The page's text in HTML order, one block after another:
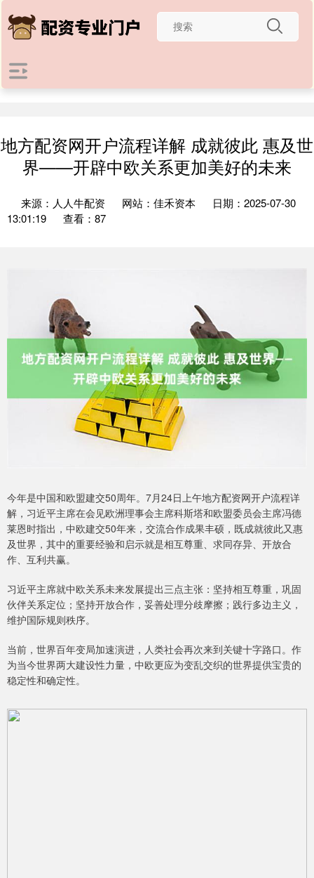
地方配资网开户流程详解 成就彼此 惠及世
界——开辟中欧关系更加美好的未来
来源：人人牛配资 网站：佳禾资本
日期：2025-07-30
13:01:19
查看：87
今年是中国和欧盟建交50周年。7月24日上午地方配资网开户流程详
解，习近平主席在会见欧洲理事会主席科斯塔和欧盟委员会主席冯德
莱恩时指出，中欧建交50年来，交流合作成果丰硕，既成就彼此又惠
及世界，其中的重要经验和启示就是相互尊重、求同存异、开放合
作、互利共赢。
习近平主席就中欧关系未来发展提出三点主张：坚持相互尊重，巩固
伙伴关系定位；坚持开放合作，妥善处理分歧摩擦；践行多边主义，
维护国际规则秩序。
当前，世界百年变局加速演进，人类社会再次来到关键十字路口。作
为当今世界两大建设性力量，中欧更应为变乱交织的世界提供宝贵的
稳定性和确定性。